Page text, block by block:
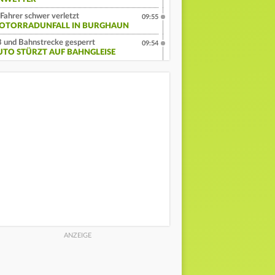
Fahrer schwer verletzt
IN BURGHAUN
09:55
und Bahnstrecke gesperrt
STÜRZT AUF BAHNGLEISE
09:54